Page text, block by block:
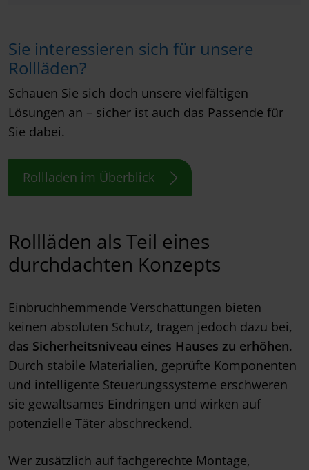
Sie interessieren sich für unsere
Rollläden?
Schauen Sie sich doch unsere vielfältigen
Lösungen an – sicher ist auch das Passende für
Sie dabei.
Rollladen im Überblick
Rollläden als Teil eines
durchdachten Konzepts
Einbruchhemmende Verschattungen bieten
keinen absoluten Schutz, tragen jedoch dazu bei,
das Sicherheitsniveau eines Hauses zu erhöhen.
Durch stabile Materialien, geprüfte Komponenten
und intelligente Steuerungssysteme erschweren
sie gewaltsames Eindringen und wirken auf
potenzielle Täter abschreckend.
Wer zusätzlich auf fachgerechte Montage,